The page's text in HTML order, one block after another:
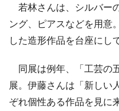
若林さんは、シルバー
ング、ピアスなどを用意
した造形作品を台座にし
同展は例年、「工芸の
展。伊藤さんは「新しい
ぞれ個性ある作品を見に